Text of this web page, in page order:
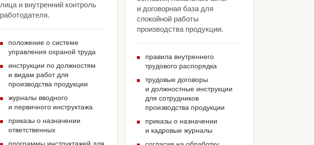
лица и внутренний контроль
работодателя.
положение о системе
управления охраной труда
инструкции по должностям
и видам работ для
производства продукции
журналы вводного
и первичного инструктажа
приказы о назначении
ответственных
и договорная база для
спокойной работы
производства продукции.
правила внутреннего
трудового распорядка
трудовые договоры
и должностные инструкции
для сотрудников
производства продукции
приказы о назначении
и кадровые журналы